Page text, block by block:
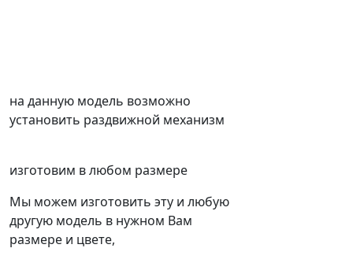
на данную модель возможно
установить раздвижной механизм
изготовим в любом размере
Мы можем изготовить эту и любую
другую модель в нужном Вам
размере и цвете,